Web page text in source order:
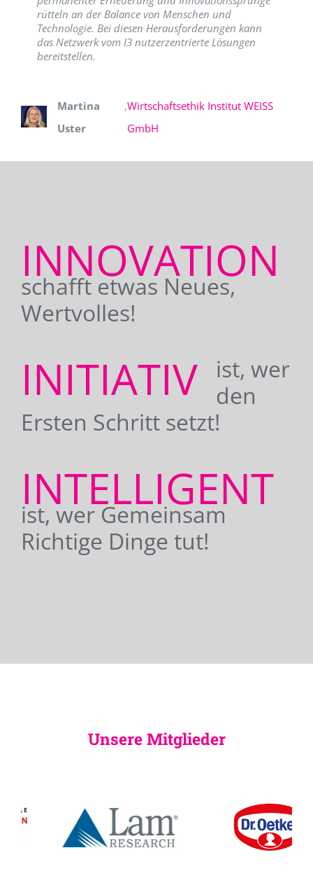
rütteln an der Balance von Menschen und
Technologie. Bei diesen Herausforderungen kann
das Netzwerk vom I3 nutzerzentrierte Lösungen
bereitstellen.
Martina
Uster
,Wirtschaftsethik Institut WEISS
GmbH
INNOVATION
schafft etwas Neues,
Wertvolles!
INITIATIV
ist, wer
den
Ersten Schritt setzt!
INTELLIGENT
ist, wer Gemeinsam
Richtige Dinge tut!
Unsere Mitglieder